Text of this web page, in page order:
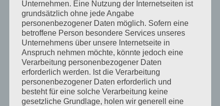
Archiv
Juni 2026
März 2026
Januar 2026
Dezember 2025
April 2025
Unternehmen. Eine Nutzung der Internetseiten ist
grundsätzlich ohne jede Angabe
personenbezogener Daten möglich. Sofern eine
betroffene Person besondere Services unseres
Unternehmens über unsere Internetseite in
Anspruch nehmen möchte, könnte jedoch eine
Verarbeitung personenbezogener Daten
erforderlich werden. Ist die Verarbeitung
personenbezogener Daten erforderlich und
besteht für eine solche Verarbeitung keine
gesetzliche Grundlage, holen wir generell eine